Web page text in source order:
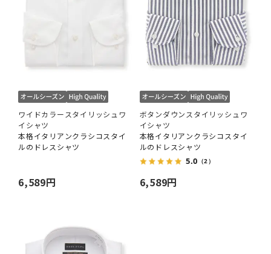
ワイドカラースタイリッシュワ
イシャツ
本格イタリアンクラシコスタイ
ルのドレスシャツ
6,589円
ボタンダウンスタイリッシュワ
イシャツ
本格イタリアンクラシコスタイ
ルのドレスシャツ
5.0 （2）
6,589円